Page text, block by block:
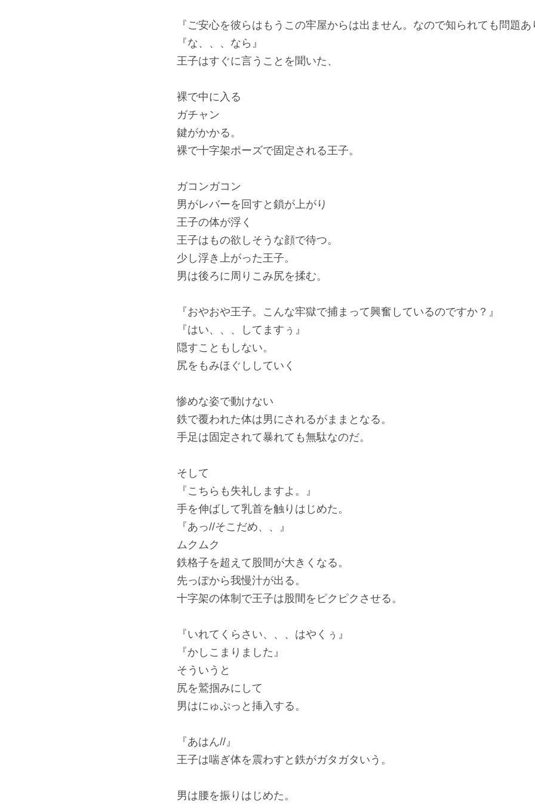
『ご安心を彼らはもうこの牢屋からは出ません。なので知られても問題あ
『な、、、なら』
王子はすぐに言うことを聞いた、
裸で中に入る
ガチャン
鍵がかかる。
裸で十字架ポーズで固定される王子。
ガコンガコン
男がレバーを回すと鎖が上がり
王子の体が浮く
王子はもの欲しそうな顔で待つ。
少し浮き上がった王子。
男は後ろに周りこみ尻を揉む。
『おやおや王子。こんな牢獄で捕まって興奮しているのですか？』
『はい、、、してますぅ』
隠すこともしない。
尻をもみほぐししていく
惨めな姿で動けない
鉄で覆われた体は男にされるがままとなる。
手足は固定されて暴れても無駄なのだ。
そして
『こちらも失礼しますよ。』
手を伸ばして乳首を触りはじめた。
『あっ//そこだめ、、』
ムクムク
鉄格子を超えて股間が大きくなる。
先っぽから我慢汁が出る。
十字架の体制で王子は股間をピクピクさせる。
『いれてくらさい、、、はやくぅ』
『かしこまりました』
そういうと
尻を鷲掴みにして
男はにゅぷっと挿入する。
『あはん//』
王子は喘ぎ体を震わすと鉄がガタガタいう。
男は腰を振りはじめた。